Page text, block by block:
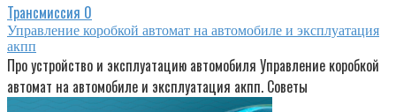
Трансмиссия 0
Управление коробкой автомат на автомобиле и эксплуатация
акпп
Про устройство и эксплуатацию автомобиля Управление коробкой
автомат на автомобиле и эксплуатация акпп. Советы